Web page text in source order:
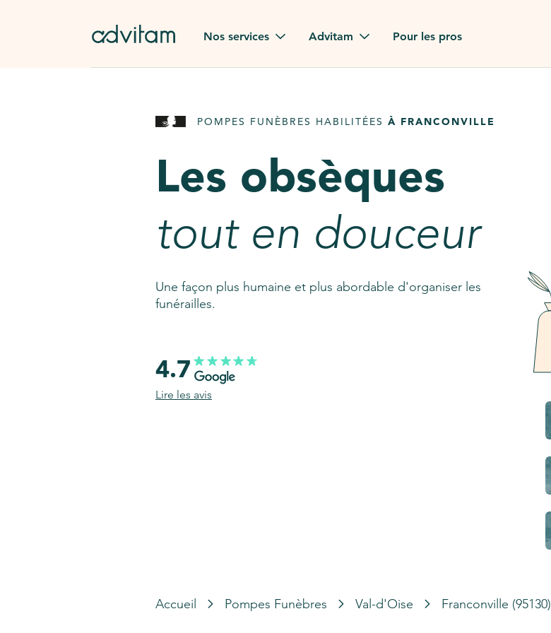
Nos services
Rapatriement à
Pierre tombale
AssistGPT
Nos services en plus
Advitam
Advitam dans la presse
Consultez notre FAQ
Pour les pros
POMPES FUNÈBRES HABILITÉES À FRANCONVILLE
Les obsèques
tout en douceur
Une façon plus humaine et plus abordable d'organiser les
funérailles.
4.7
Lire les avis
Accueil Pompes Funèbres Val-d'Oise Franconville (95130)